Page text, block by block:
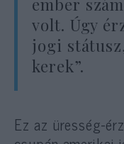
ember
volt. Úgy
jogi
kerek”.
Ez az üresség-